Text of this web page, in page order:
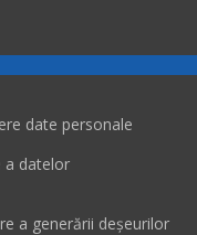
date personale
a datelor
a generării deșeurilor